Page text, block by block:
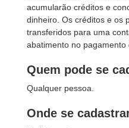
acumularão créditos e
dinheiro. Os créditos e os
transferidos para uma
abatimento no pagamento
Quem pode se
Qualquer pessoa.
Onde se